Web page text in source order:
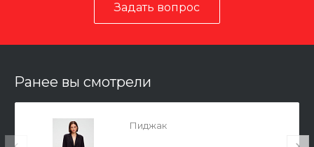
Задать вопрос
Ранее вы смотрели
Пиджак